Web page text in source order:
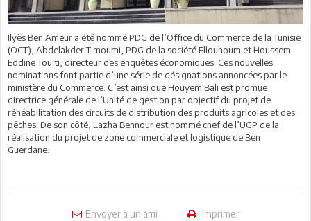
Ilyès Ben Ameur a été nommé PDG de l’Office du Commerce de la Tunisie
(OCT), Abdelakder Timoumi, PDG de la société Ellouhoum et Houssem
Eddine Touiti, directeur des enquêtes économiques. Ces nouvelles
nominations font partie d’une série de désignations annoncées par le
ministère du Commerce. C’est ainsi que Houyem Bali est promue
directrice générale de l’Unité de gestion par objectif du projet de
réhéabilitation des circuits de distribution des produits agricoles et des
pêches. De son côté, Lazha Bennour est nommé chef de l’UGP de la
réalisation du projet de zone commerciale et logistique de Ben
Guerdane.
Envoyer à un ami Imprimer